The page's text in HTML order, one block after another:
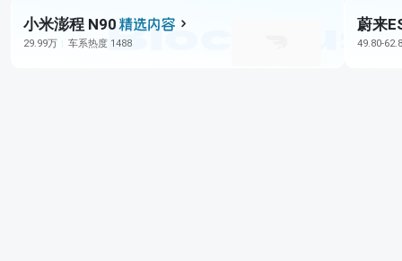
小米澎程 N90
29.99万 车系热度 1488
蔚来
49.80-